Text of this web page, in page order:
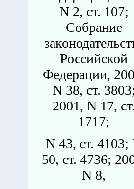
N 2, ст. 107;
Собрание
Российской
Федерации,
N 38, ст.
2001, N 17,
1717;
N 43, ст. 4103;
50, ст. 4736;
N 8,